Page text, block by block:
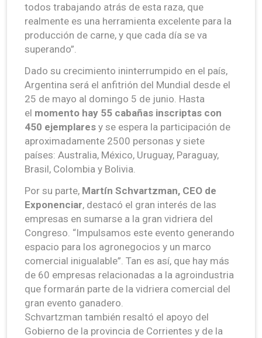
todos trabajando atrás de esta raza, que
realmente es una herramienta excelente para la
producción de carne, y que cada día se va
superando”.
Dado su crecimiento ininterrumpido en el país,
Argentina será el anfitrión del Mundial desde el
25 de mayo al domingo 5 de junio. Hasta
el momento hay 55 cabañas inscriptas con
450 ejemplares y se espera la participación de
aproximadamente 2500 personas y siete
países: Australia, México, Uruguay, Paraguay,
Brasil, Colombia y Bolivia.
Por su parte, Martín Schvartzman, CEO de
Exponenciar, destacó el gran interés de las
empresas en sumarse a la gran vidriera del
Congreso. “Impulsamos este evento generando
espacio para los agronegocios y un marco
comercial inigualable”. Tan es así, que hay más
de 60 empresas relacionadas a la agroindustria
que formarán parte de la vidriera comercial del
gran evento ganadero.
Schvartzman también resaltó el apoyo del
Gobierno de la provincia de Corrientes y de la